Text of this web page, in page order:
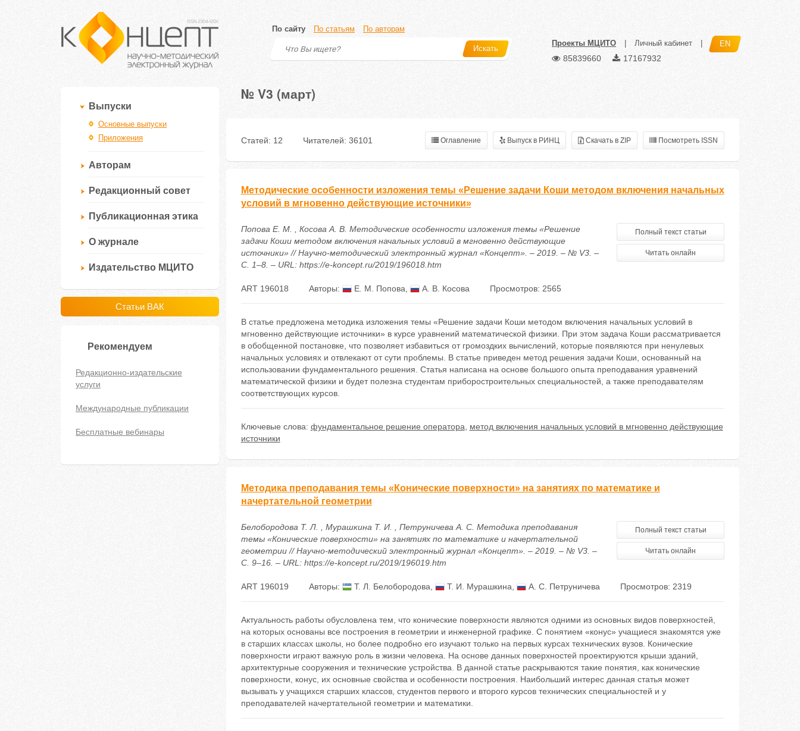
По сайту По статьям По авторам
Искать
Проекты МЦИТО Личный кабинет EN
85839660 17167932
Выпуски
Основные выпуски
Приложения
Авторам
Редакционный совет
Публикационная этика
О журнале
Издательство МЦИТО
Статьи ВАК
Рекомендуем
Редакционно-издательские
услуги
Международные публикации
Бесплатные вебинары
№ V3 (март)
Статей: 12 Читателей: 36101 Оглавление Выпуск в РИНЦ Скачать в ZIP Посмотреть ISSN
Методические особенности изложения темы «Решение задачи Коши методом включения начальных
условий в мгновенно действующие источники»
Попова Е. М. , Косова А. В. Методические особенности изложения темы «Решение
задачи Коши методом включения начальных условий в мгновенно действующие
источники» // Научно-методический электронный журнал «Концепт». – 2019. – № V3. –
С. 1–8. – URL: https://e-koncept.ru/2019/196018.htm
Полный текст статьи
Читать онлайн
ART 196018 Авторы: Е. М. Попова А. В. Косова Просмотров: 2565
В статье предложена методика изложения темы «Решение задачи Коши методом включения начальных условий в
мгновенно действующие источники» в курсе уравнений математической физики. При этом задача Коши рассматривается
в обобщенной постановке, что позволяет избавиться от громоздких вычислений, которые появляются при ненулевых
начальных условиях и отвлекают от сути проблемы. В статье приведен метод решения задачи Коши, основанный на
использовании фундаментального решения. Статья написана на основе большого опыта преподавания уравнений
математической физики и будет полезна студентам приборостроительных специальностей, а также преподавателям
соответствующих курсов.
Ключевые слова: фундаментальное решение оператора
метод включения начальных условий в мгновенно действующие
источники
Методика преподавания темы «Конические поверхности» на занятиях по математике и
начертательной геометрии
Белобородова Т. Л. , Мурашкина Т. И. , Петруничева А. С. Методика преподавания
темы «Конические поверхности» на занятиях по математике и начертательной
геометрии // Научно-методический электронный журнал «Концепт». – 2019. – № V3. –
С. 9–16. – URL: https://e-koncept.ru/2019/196019.htm
Полный текст статьи
Читать онлайн
ART 196019 Авторы: Т. Л. Белобородова Т. И. Мурашкина А. С. Петруничева Просмотров: 2319
Актуальность работы обусловлена тем, что конические поверхности являются одними из основных видов поверхностей,
на которых основаны все построения в геометрии и инженерной графике. С понятием «конус» учащиеся знакомятся уже
в старших классах школы, но более подробно его изучают только на первых курсах технических вузов. Конические
поверхности играют важную роль в жизни человека. На основе данных поверхностей проектируются крыши зданий,
архитектурные сооружения и технические устройства. В данной статье раскрываются такие понятия, как конические
поверхности, конус, их основные свойства и особенности построения. Наибольший интерес данная статья может
вызывать у учащихся старших классов, студентов первого и второго курсов технических специальностей и у
преподавателей начертательной геометрии и математики.